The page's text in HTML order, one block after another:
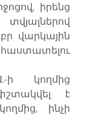
իրենց
վարկային
կողմից
է
ինչի